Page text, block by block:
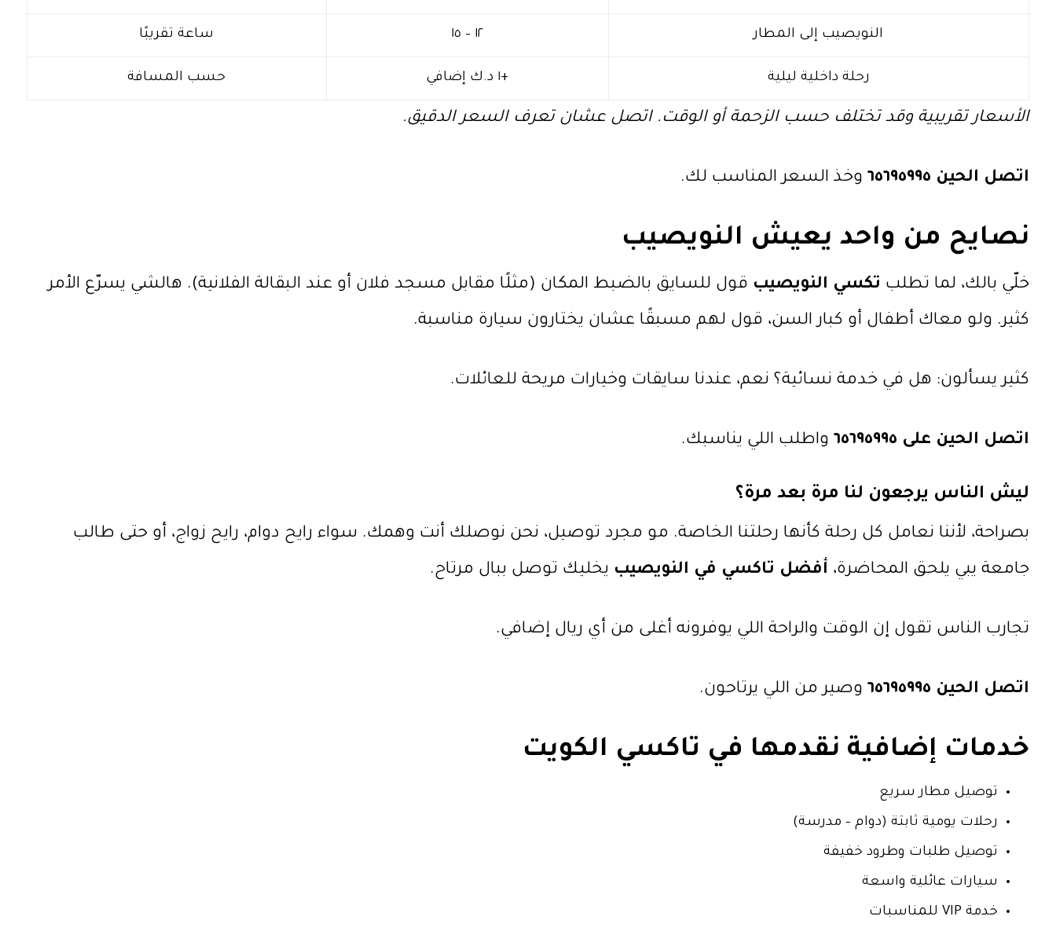
النويصيب إلى المطار ١٢ – ١٥ ساعة تقريبًا
رحلة داخلية ليلية +١ د.ك إضافي حسب المسافة
الأسعار تقريبية وقد تختلف حسب الزحمة أو الوقت. اتصل عشان تعرف السعر الدقيق.
اتصل الحين ٦٥٦٩٥٩٩٥ وخذ السعر المناسب لك.
نصايح من واحد يعيش النويصيب
خلّي بالك، لما تطلب تكسي النويصيب قول للسايق بالضبط المكان (مثلًا مقابل مسجد فلان أو عند البقالة الفلانية). هالشي يسرّع الأمر
كثير. ولو معاك أطفال أو كبار السن، قول لهم مسبقًا عشان يختارون سيارة مناسبة.
كثير يسألون: هل في خدمة نسائية؟ نعم، عندنا سايقات وخيارات مريحة للعائلات.
اتصل الحين على ٦٥٦٩٥٩٩٥ واطلب اللي يناسبك.
ليش الناس يرجعون لنا مرة بعد مرة؟
بصراحة، لأننا نعامل كل رحلة كأنها رحلتنا الخاصة. مو مجرد توصيل، نحن نوصلك أنت وهمك. سواء رايح دوام، رايح زواج، أو حتى طالب
جامعة يبي يلحق المحاضرة، أفضل تاكسي في النويصيب يخليك توصل ببال مرتاح.
تجارب الناس تقول إن الوقت والراحة اللي يوفرونه أغلى من أي ريال إضافي.
اتصل الحين ٦٥٦٩٥٩٩٥ وصير من اللي يرتاحون.
خدمات إضافية نقدمها في تاكسي الكويت
توصيل مطار سريع
رحلات يومية ثابتة (دوام – مدرسة)
توصيل طلبات وطرود خفيفة
سيارات عائلية واسعة
خدمة VIP للمناسبات